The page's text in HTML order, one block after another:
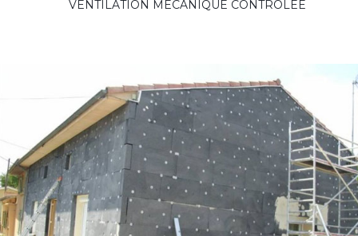
VENTILATION MÉCANIQUE CONTRÔLÉE